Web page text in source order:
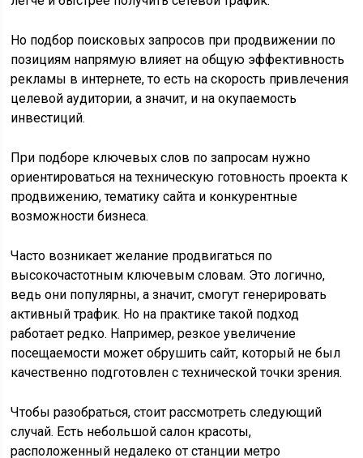
Но подбор поисковых запросов при продвижении по
позициям напрямую влияет на общую эффективность
рекламы в интернете, то есть на скорость привлечения
целевой аудитории, а значит, и на окупаемость
инвестиций.
При подборе ключевых слов по запросам нужно
ориентироваться на техническую готовность проекта к
продвижению, тематику сайта и конкурентные
возможности бизнеса.
Часто возникает желание продвигаться по
высокочастотным ключевым словам. Это логично,
ведь они популярны, а значит, смогут генерировать
активный трафик. Но на практике такой подход
работает редко. Например, резкое увеличение
посещаемости может обрушить сайт, который не был
качественно подготовлен с технической точки зрения.
Чтобы разобраться, стоит рассмотреть следующий
случай. Есть небольшой салон красоты,
расположенный недалеко от станции метро